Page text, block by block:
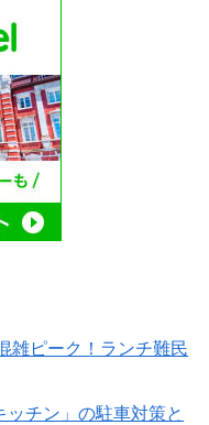
雑ピーク！ランチ難民
チン」の駐車対策と